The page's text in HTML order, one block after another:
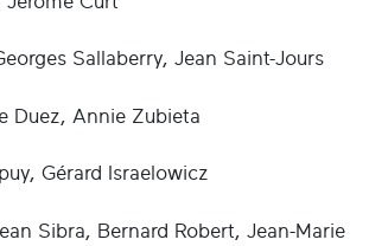
Sallaberry, Jean Saint-Jours
Duez, Annie Zubieta
Gérard Israelowicz
Sibra, Bernard Robert, Jean-Marie